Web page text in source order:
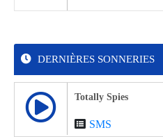
DERNIÈRES SONNERIES
Totally Spies
SMS